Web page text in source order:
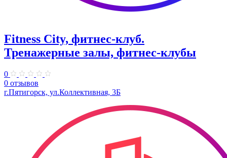
Fitness City, фитнес-клуб.
Тренажерные залы, фитнес-клубы
0
0 отзывов
г.Пятигорск, ул.Коллективная, 3Б